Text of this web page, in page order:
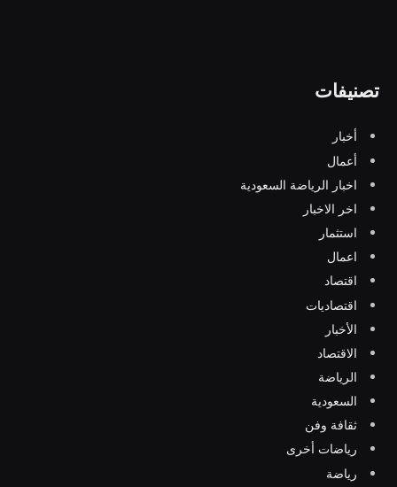
تصنيفات
أخبار
أعمال
اخبار الرياضة السعودية
اخر الاخبار
استثمار
اعمال
اقتصاد
اقتصاديات
الأخبار
الاقتصاد
الرياضة
السعودية
ثقافة وفن
رياضات أخرى
رياضة